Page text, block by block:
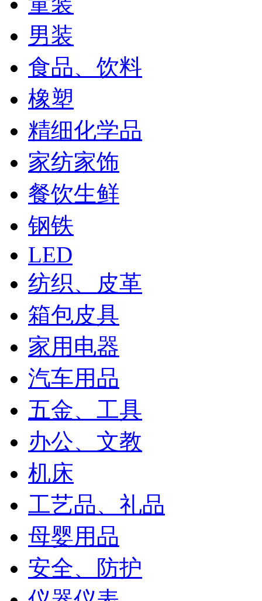
男装
食品、饮料
橡塑
精细化学品
家纺家饰
餐饮生鲜
钢铁
LED
纺织、皮革
箱包皮具
家用电器
汽车用品
五金、工具
办公、文教
机床
工艺品、礼品
母婴用品
安全、防护